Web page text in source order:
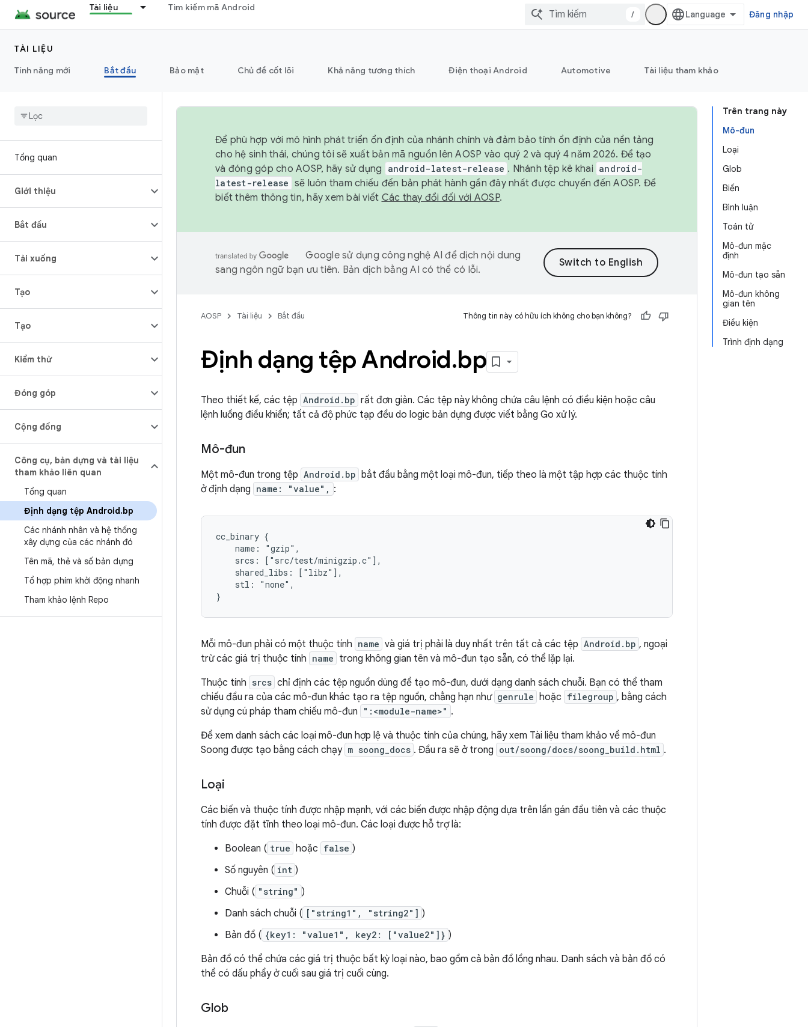
Tài liệu Tìm kiếm mã Android
/ Đăng nhập
TÀI LIỆU
Tính năng mới
Bắt đầu Bảo mật Chủ đề cốt lõi Khả năng tương thích Điện thoại Android Automotive Tài liệu tham khảo
Tổng quan
Giới thiệu
Bắt đầu
Tải xuống
Tạo
Tạo
Kiểm thử
Đóng góp
Cộng đồng
Công cụ, bản dựng và tài liệu
tham khảo liên quan
Tổng quan
Định dạng tệp Android.bp
Các nhánh nhân và hệ thống
xây dựng của các nhánh đó
Tên mã, thẻ và số bản dựng
Tổ hợp phím khởi động nhanh
Tham khảo lệnh Repo
Trên trang này
Mô-đun
Loại
Glob
Biến
Bình luận
Toán tử
Mô-đun mặc
định
Mô-đun tạo sẵn
Mô-đun không
gian tên
Điều kiện
Trình định dạng
Để phù hợp với mô hình phát triển ổn định của nhánh chính và đảm bảo tính ổn định của nền tảng
cho hệ sinh thái, chúng tôi sẽ xuất bản mã nguồn lên AOSP vào quý 2 và quý 4 năm 2026. Để tạo
và đóng góp cho AOSP, hãy sử dụng
android-latest-release . Nhánh tệp kê khai android-
latest-release sẽ luôn tham chiếu đến bản phát hành gần đây nhất được chuyển đến AOSP. Để
biết thêm thông tin, hãy xem bài viết Các thay đổi đối với AOSP.
Google sử dụng công nghệ AI để dịch nội dung
sang ngôn ngữ bạn ưu tiên. Bản dịch bằng AI có thể có lỗi.
AOSP Tài liệu Bắt đầu Thông tin này có hữu ích không cho bạn không?
Định dạng tệp Android.bp
Theo thiết kế, các tệp Android.bp rất đơn giản. Các tệp này không chứa câu lệnh có điều kiện hoặc câu
lệnh luồng điều khiển; tất cả độ phức tạp đều do logic bản dựng được viết bằng Go xử lý.
Mô-đun
Một mô-đun trong tệp Android.bp bắt đầu bằng một loại mô-đun, tiếp theo là một tập hợp các thuộc tính
ở định dạng name: "value", :
cc_binary {
    name: "gzip",
    srcs: ["src/test/minigzip.c"],
    shared_libs: ["libz"],
    stl: "none",
Mỗi mô-đun phải có một thuộc tính name và giá trị phải là duy nhất trên tất cả các tệp Android.bp , ngoại
trừ các giá trị thuộc tính name trong không gian tên và mô-đun tạo sẵn, có thể lặp lại.
Thuộc tính srcs chỉ định các tệp nguồn dùng để tạo mô-đun, dưới dạng danh sách chuỗi. Bạn có thể tham
chiếu đầu ra của các mô-đun khác tạo ra tệp nguồn, chẳng hạn như genrule hoặc filegroup , bằng cách
sử dụng cú pháp tham chiếu mô-đun
":<module-name>" .
Để xem danh sách các loại mô-đun hợp lệ và thuộc tính của chúng, hãy xem Tài liệu tham khảo về mô-đun
Soong được tạo bằng cách chạy m soong_docs . Đầu ra sẽ ở trong out/soong/docs/soong_build.html .
Loại
Các biến và thuộc tính được nhập mạnh, với các biến được nhập động dựa trên lần gán đầu tiên và các thuộc
tính được đặt tĩnh theo loại mô-đun. Các loại được hỗ trợ là:
Boolean ( true hoặc false )
Số nguyên ( int )
Chuỗi ( "string" )
Danh sách chuỗi ( ["string1", "string2"] )
Bản đồ ( {key1: "value1", key2: ["value2"]} )
Bản đồ có thể chứa các giá trị thuộc bất kỳ loại nào, bao gồm cả bản đồ lồng nhau. Danh sách và bản đồ có
thể có dấu phẩy ở cuối sau giá trị cuối cùng.
Glob